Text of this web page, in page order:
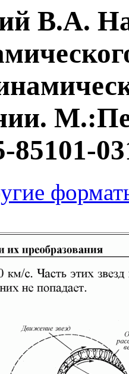
В.А.
85101-